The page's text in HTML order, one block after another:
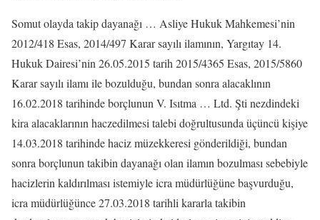
Somut olayda takip dayanağı … Asliye Hukuk Mahkemesi’nin
2012/418 Esas, 2014/497 Karar sayılı ilamının, Yargıtay 14.
Hukuk Dairesi’nin 26.05.2015 tarih 2015/4365 Esas, 2015/5860
Karar sayılı ilamı ile bozulduğu, bundan sonra alacaklının
16.02.2018 tarihinde borçlunun V. Isıtma … Ltd. Şti nezdindeki
kira alacaklarının haczedilmesi talebi doğrultusunda üçüncü kişiye
14.03.2018 tarihinde haciz müzekkeresi gönderildiği, bundan
sonra borçlunun takibin dayanağı olan ilamın bozulması sebebiyle
hacizlerin kaldırılması istemiyle icra müdürlüğüne başvurduğu,
icra müdürlüğünce 27.03.2018 tarihli kararla takibin